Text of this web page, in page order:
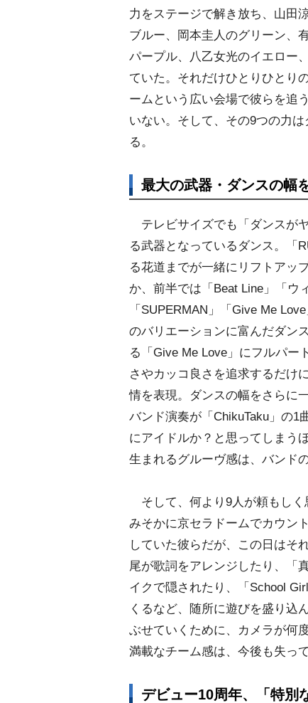
力をステージで解き放ち、山田
ブルー、岡本圭人のグリーン、
パープル、八乙女光のイエロー
ていた。それだけひとりひとり
ームという広い会場で彼らを追
いない。そして、その9つの力
る。
最大の武器・ダンスの幅
テレビサイズでも「ダンスが
る武器となっているダンス。「
る花道までが一緒にリフトアッ
か、前半では「Beat Line」「ウ
「SUPERMAN」「Give Me
のバリエーションに富んだダン
る「Give Me Love」にフルパー
さやカッコ良さを追求するだけ
情を表現。ダンスの幅をさらに
バンド演奏が「ChikuTaku」の1
にアイドルか？と思ってしまう
生まれるグルーヴ感は、バンド
そして、何より9人が頼もしく
みそかに京セラドームでカウン
していた彼らだが、この日はそ
尾が歌詞をアレンジしたり、「
イクで隠されたり、「School
くるなど、随所に遊びを盛り込
ぶせていくために、カメラが何
満載なチーム感は、今後も失っ
デビュー10周年、「特別